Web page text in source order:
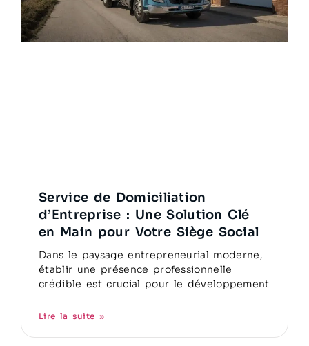
Service de Domiciliation
d’Entreprise : Une Solution Clé
en Main pour Votre Siège Social
Dans le paysage entrepreneurial moderne,
établir une présence professionnelle
crédible est crucial pour le développement
Lire la suite »